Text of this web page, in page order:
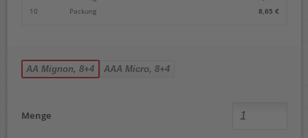
10
Packung 8,65 €
AA Mignon, 8+4 AAA Micro, 8+4
Menge